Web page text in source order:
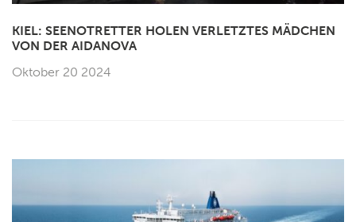
KIEL: SEENOTRETTER HOLEN VERLETZTES MÄDCHEN
VON DER AIDANOVA
Oktober 20 2024